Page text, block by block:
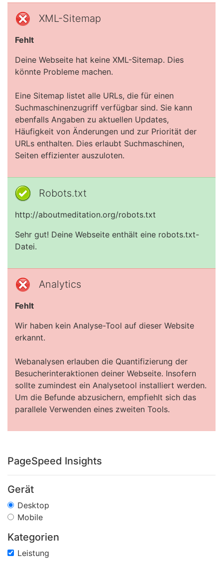
XML-Sitemap
Fehlt
Deine Webseite hat keine XML-Sitemap. Dies
könnte Probleme machen.
Eine Sitemap listet alle URLs, die für einen
Suchmaschinenzugriff verfügbar sind. Sie kann
ebenfalls Angaben zu aktuellen Updates,
Häufigkeit von Änderungen und zur Priorität der
URLs enthalten. Dies erlaubt Suchmaschinen,
Seiten effizienter auszuloten.
Robots.txt
http://aboutmeditation.org/robots.txt
Sehr gut! Deine Webseite enthält eine robots.txt-
Datei.
Analytics
Fehlt
Wir haben kein Analyse-Tool auf dieser Website
erkannt.
Webanalysen erlauben die Quantifizierung der
Besucherinteraktionen deiner Webseite. Insofern
sollte zumindest ein Analysetool installiert werden.
Um die Befunde abzusichern, empfiehlt sich das
parallele Verwenden eines zweiten Tools.
PageSpeed Insights
Gerät
Desktop
Mobile
Kategorien
Leistung